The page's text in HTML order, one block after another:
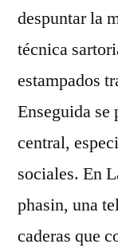
despuntar la
técnica
estampados
Enseguida
central,
sociales. En
phasin, una
caderas que